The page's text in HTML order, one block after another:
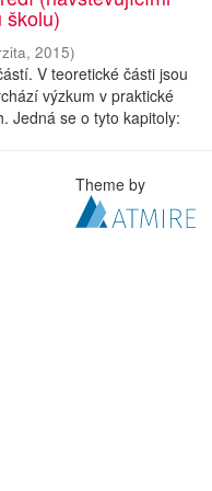
školu)
, 2015)
V teoretické části jsou
výzkum v praktické
Jedná se o tyto kapitoly:
Theme by